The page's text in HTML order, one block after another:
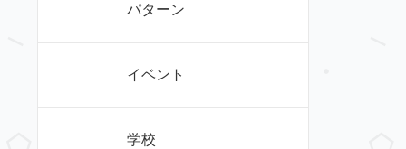
パターン
イベント
学校